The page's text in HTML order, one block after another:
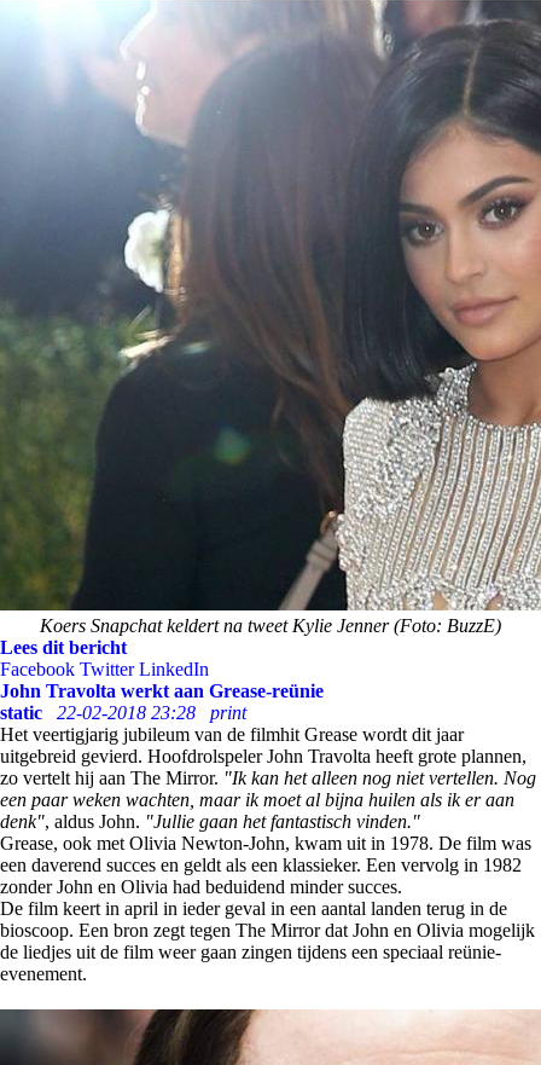
Koers Snapchat keldert na tweet Kylie Jenner (Foto: BuzzE)
Lees dit bericht
Facebook Twitter LinkedIn
John Travolta werkt aan Grease-reünie
static
22-02-2018 23:28
print
Het veertigjarig jubileum van de filmhit Grease wordt dit jaar
uitgebreid gevierd. Hoofdrolspeler John Travolta heeft grote plannen,
zo vertelt hij aan The Mirror. "Ik kan het alleen nog niet vertellen. Nog
een paar weken wachten, maar ik moet al bijna huilen als ik er aan
denk", aldus John. "Jullie gaan het fantastisch vinden."
Grease, ook met Olivia Newton-John, kwam uit in 1978. De film was
een daverend succes en geldt als een klassieker. Een vervolg in 1982
zonder John en Olivia had beduidend minder succes.
De film keert in april in ieder geval in een aantal landen terug in de
bioscoop. Een bron zegt tegen The Mirror dat John en Olivia mogelijk
de liedjes uit de film weer gaan zingen tijdens een speciaal reünie-
evenement.